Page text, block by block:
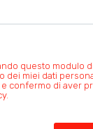
questo modulo
dei miei dati
confermo di aver